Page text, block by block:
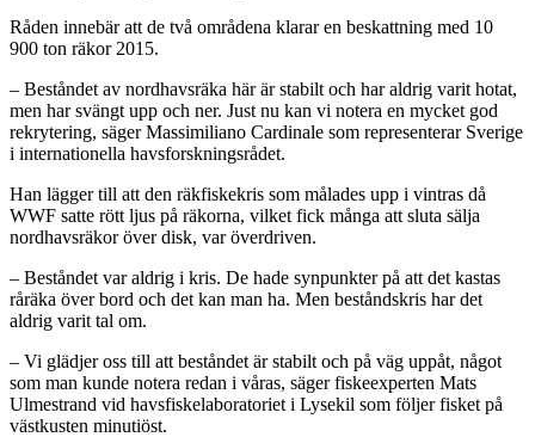
Råden innebär att de två områdena klarar en beskattning med 10
900 ton räkor 2015.
– Beståndet av nordhavsräka här är stabilt och har aldrig varit hotat,
men har svängt upp och ner. Just nu kan vi notera en mycket god
rekrytering, säger Massimiliano Cardinale som representerar Sverige
i internationella havsforskningsrådet.
Han lägger till att den räkfiskekris som målades upp i vintras då
WWF satte rött ljus på räkorna, vilket fick många att sluta sälja
nordhavsräkor över disk, var överdriven.
– Beståndet var aldrig i kris. De hade synpunkter på att det kastas
råräka över bord och det kan man ha. Men beståndskris har det
aldrig varit tal om.
– Vi glädjer oss till att beståndet är stabilt och på väg uppåt, något
som man kunde notera redan i våras, säger fiskeexperten Mats
Ulmestrand vid havsfiskelaboratoriet i Lysekil som följer fisket på
västkusten minutiöst.